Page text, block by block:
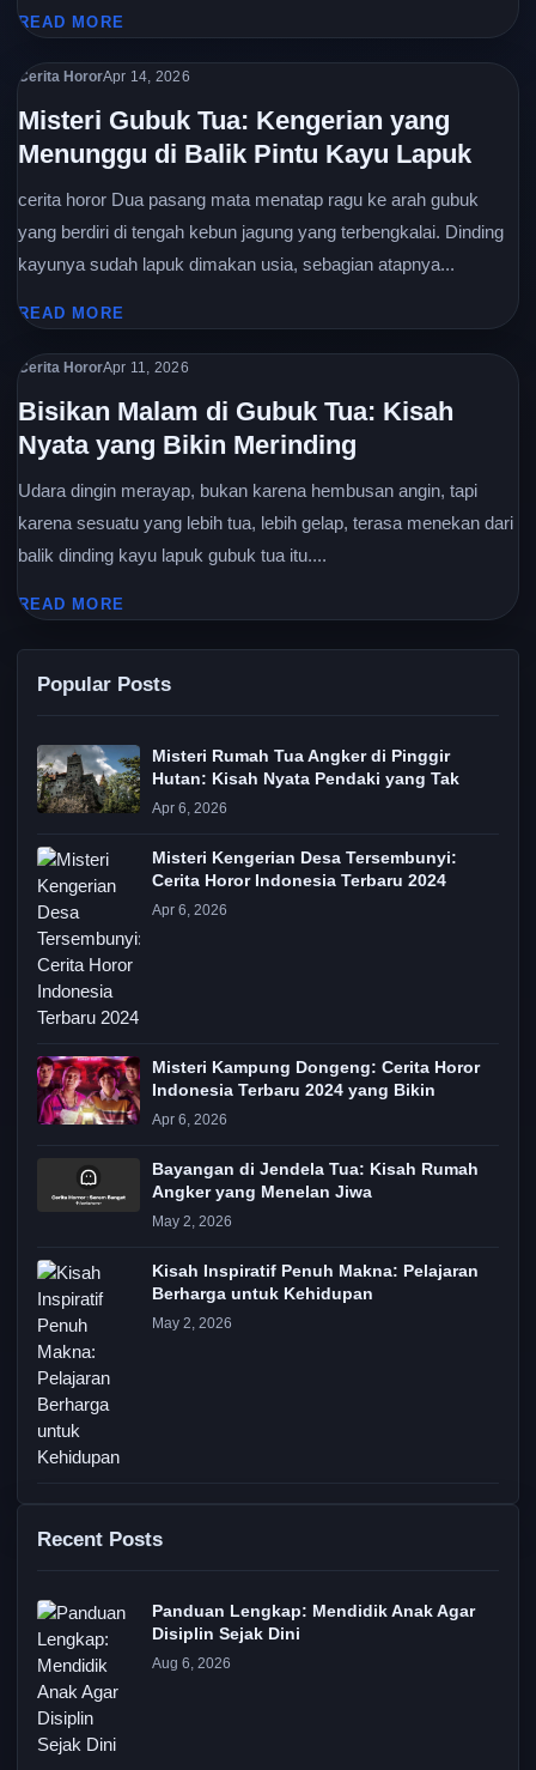
READ MORE
Cerita HororApr 14, 2026
Misteri Gubuk Tua: Kengerian yang
Menunggu di Balik Pintu Kayu Lapuk
cerita horor Dua pasang mata menatap ragu ke arah gubuk
yang berdiri di tengah kebun jagung yang terbengkalai. Dinding
kayunya sudah lapuk dimakan usia, sebagian atapnya...
READ MORE
Cerita HororApr 11, 2026
Bisikan Malam di Gubuk Tua: Kisah
Nyata yang Bikin Merinding
Udara dingin merayap, bukan karena hembusan angin, tapi
karena sesuatu yang lebih tua, lebih gelap, terasa menekan dari
balik dinding kayu lapuk gubuk tua itu....
READ MORE
Popular Posts
Misteri Rumah Tua Angker di Pinggir
Hutan: Kisah Nyata Pendaki yang Tak
Apr 6, 2026
Misteri Kengerian Desa Tersembunyi:
Cerita Horor Indonesia Terbaru 2024
Apr 6, 2026
Misteri Kampung Dongeng: Cerita Horor
Indonesia Terbaru 2024 yang Bikin
Apr 6, 2026
Bayangan di Jendela Tua: Kisah Rumah
Angker yang Menelan Jiwa
May 2, 2026
Kisah Inspiratif Penuh Makna: Pelajaran
Berharga untuk Kehidupan
May 2, 2026
Recent Posts
Panduan Lengkap: Mendidik Anak Agar
Disiplin Sejak Dini
Aug 6, 2026